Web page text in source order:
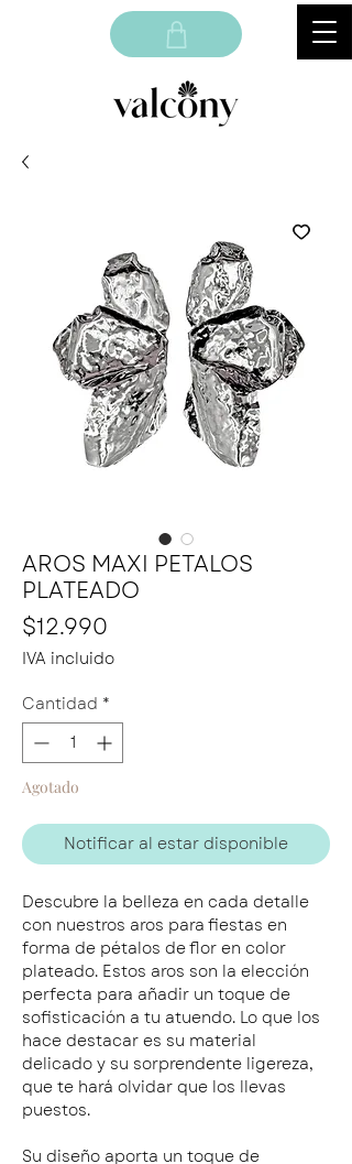
AROS MAXI PETALOS
PLATEADO
$12.990
IVA incluido
Cantidad *
Agotado
Notificar al estar disponible
Descubre la belleza en cada detalle
con nuestros aros para fiestas en
forma de pétalos de flor en color
plateado. Estos aros son la elección
perfecta para añadir un toque de
sofisticación a tu atuendo. Lo que los
hace destacar es su material
delicado y su sorprendente ligereza,
que te hará olvidar que los llevas
puestos.
Su diseño aporta un toque de